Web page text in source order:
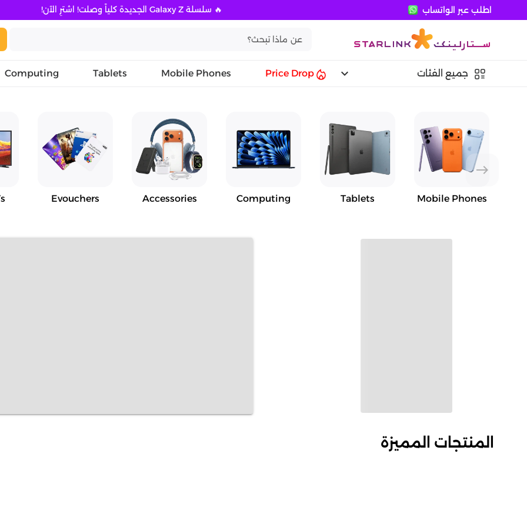
اطلب عبر الواتساب 🔥 سلسلة Galaxy Z الجديدة كلياً وصلت! اشترِ الآن!
جميع الفئات keyboard_arrow_down
Price Drop
Mobile Phones
Tablets
Computing
east
Mobile Phones
Tablets
Computing
Accessories
Evouchers
المنتجات المميزة